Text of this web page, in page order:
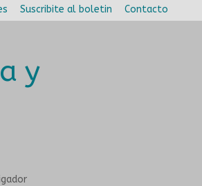
Suscribite al boletin Contacto
y